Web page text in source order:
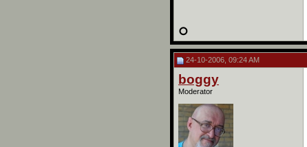
24-10-2006, 09:24 AM
boggy
Moderator